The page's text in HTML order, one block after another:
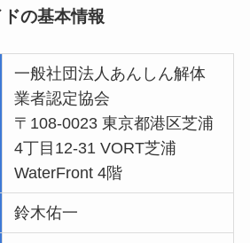
の基本情報
一般社団法人あんしん解体
業者認定協会
〒108-0023 東京都港区芝浦
4丁目12-31 VORT芝浦
WaterFront 4階
鈴木佑一